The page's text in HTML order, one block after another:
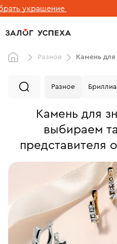
Бесплатная
Разное Камень для
Камень для
выбираем
представителя
Разное